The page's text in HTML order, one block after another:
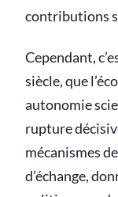
contributions
Cependant,
siècle, que
autonomie
rupture
mécanismes
d’échange,